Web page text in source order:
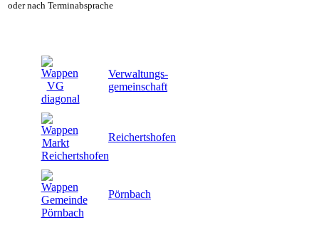
oder nach Terminabsprache
Verwaltungs-
gemeinschaft
Reichertshofen
Pörnbach